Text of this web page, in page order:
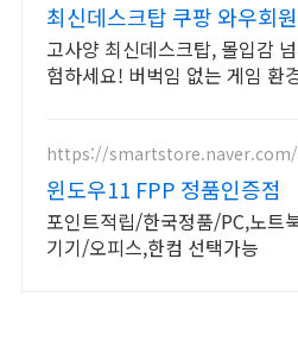
최신데스크탑 쿠팡 와우회
고사양 최신데스크탑, 몰입감
험하세요! 버벅임 없는 게임 환
https://
윈도우11 FPP 정품인증점
포인트적립/한국정품/PC,노트
기기/오피스,한컴 선택가능